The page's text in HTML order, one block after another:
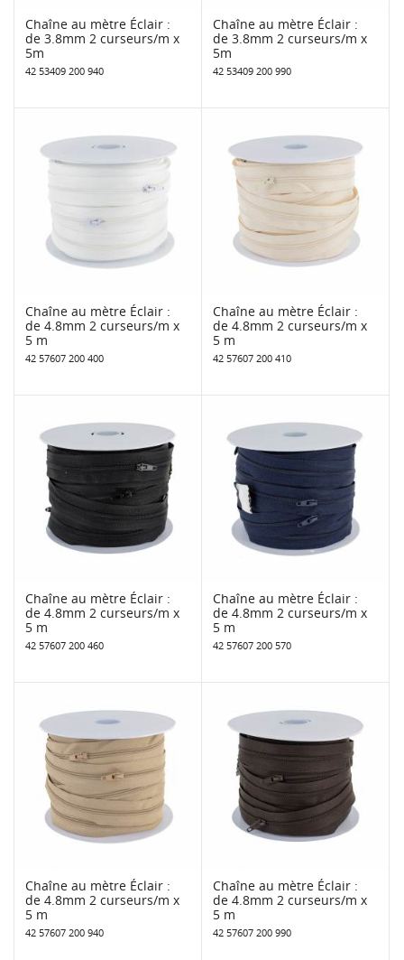
Chaîne au mètre Éclair :
de 3.8mm 2 curseurs/m x
5m
42 53409 200 940
Chaîne au mètre Éclair :
de 3.8mm 2 curseurs/m x
5m
42 53409 200 990
Chaîne au mètre Éclair :
de 4.8mm 2 curseurs/m x
5 m
42 57607 200 400
Chaîne au mètre Éclair :
de 4.8mm 2 curseurs/m x
5 m
42 57607 200 410
Chaîne au mètre Éclair :
de 4.8mm 2 curseurs/m x
5 m
42 57607 200 460
Chaîne au mètre Éclair :
de 4.8mm 2 curseurs/m x
5 m
42 57607 200 570
Chaîne au mètre Éclair :
de 4.8mm 2 curseurs/m x
5 m
42 57607 200 940
Chaîne au mètre Éclair :
de 4.8mm 2 curseurs/m x
5 m
42 57607 200 990